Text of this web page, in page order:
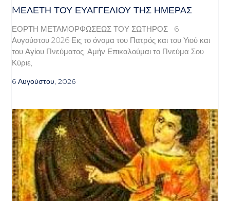
MΕΛΈΤΗ ΤΟΥ ΕΥΑΓΓΕΛΊΟΥ ΤΗΣ ΗΜΈΡΑΣ
ΕΟΡΤΗ ΜΕΤΑΜΟΡΦΩΣΕΩΣ ΤΟΥ ΣΩΤΗΡΟΣ 6
Αυγούστου 2026 Εις το όνομα του Πατρός και του Υιού και
του Αγίου Πνεύματος. Αμήν Επικαλούμαι το Πνεύμα Σου
Κύριε,
6 Αυγούστου, 2026